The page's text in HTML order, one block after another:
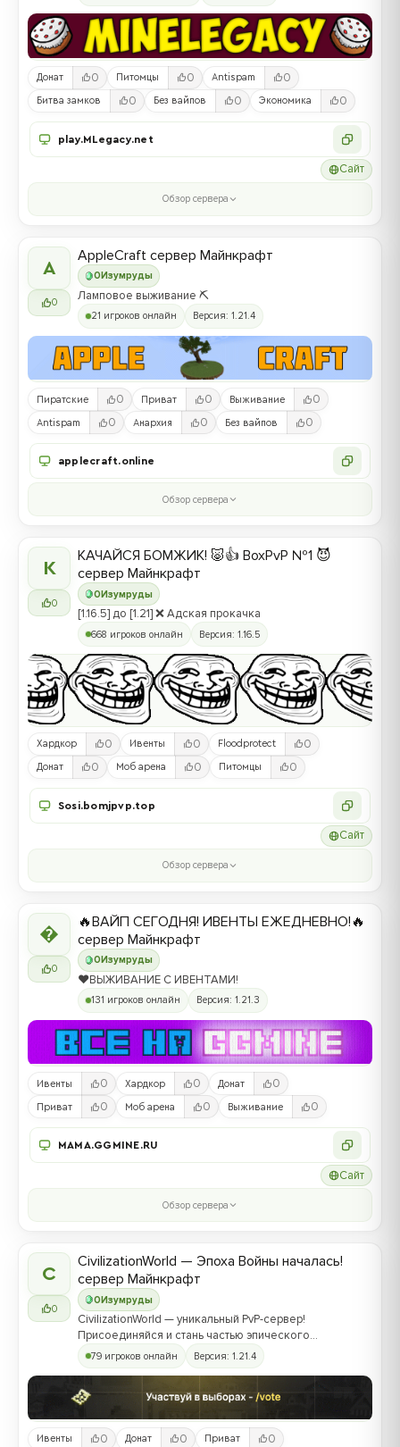
Донат 0 Питомцы 0 Antispam 0
Битва замков 0 Без вайпов 0 Экономика 0
play.MLegacy.net
Сайт
Обзор сервера
A
0
0 Изумруды
AppleCraft сервер Майнкрафт
Ламповое выживание ⛏️
21 игроков онлайн Версия: 1.21.4
Пиратские 0 Приват 0 Выживание 0
Antispam 0 Анархия 0 Без вайпов 0
applecraft.online
Обзор сервера
К
0
0Изумруды
КАЧАЙСЯ БОМЖИК! 🐷👍 BoxPvP №1 😈
сервер Майнкрафт
[1.16.5] до [1.21] ❌ Адская прокачка
668 игроков онлайн Версия: 1.16.5
Хардкор 0 Ивенты 0 Floodprotect 0
Донат 0 Моб арена 0 Питомцы 0
Sosi.bomjpvp.top
Сайт
Обзор сервера

0
0 Изумруды
🔥ВАЙП СЕГОДНЯ! ИВЕНТЫ ЕЖЕДНЕВНО!🔥
сервер Майнкрафт
❤️ВЫЖИВАНИЕ С ИВЕНТАМИ!
131 игроков онлайн Версия: 1.21.3
Ивенты 0 Хардкор 0 Донат 0
Приват 0 Моб арена 0 Выживание 0
MAMA.GGMINE.RU
Сайт
Обзор сервера
C
0
0Изумруды
CivilizationWorld — Эпоха Войны началась!
сервер Майнкрафт
CivilizationWorld — уникальный PvP-сервер!
Присоединяйся и стань частью эпического
противостояния между Альвами и Йотунами!
79 игроков онлайн Версия: 1.21.4
Ивенты 0 Донат 0 Приват 0